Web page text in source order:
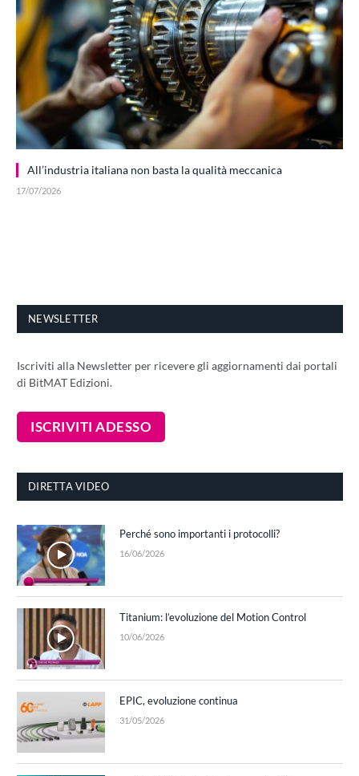
All’industria italiana non basta la qualità meccanica
17/07/2026
NEWSLETTER
Iscriviti alla Newsletter per ricevere gli aggiornamenti dai portali
di BitMAT Edizioni.
DIRETTA VIDEO
Perché sono importanti i protocolli?
16/06/2026
Titanium: l’evoluzione del Motion Control
10/06/2026
EPIC, evoluzione continua
31/05/2026